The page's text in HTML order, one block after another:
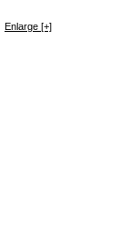
Enlarge [+]